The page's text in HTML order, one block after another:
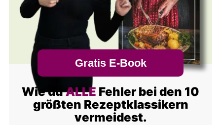
Gratis E-Book
Wie duALLE Fehler bei den 10
größten Rezeptklassikern
vermeidest.